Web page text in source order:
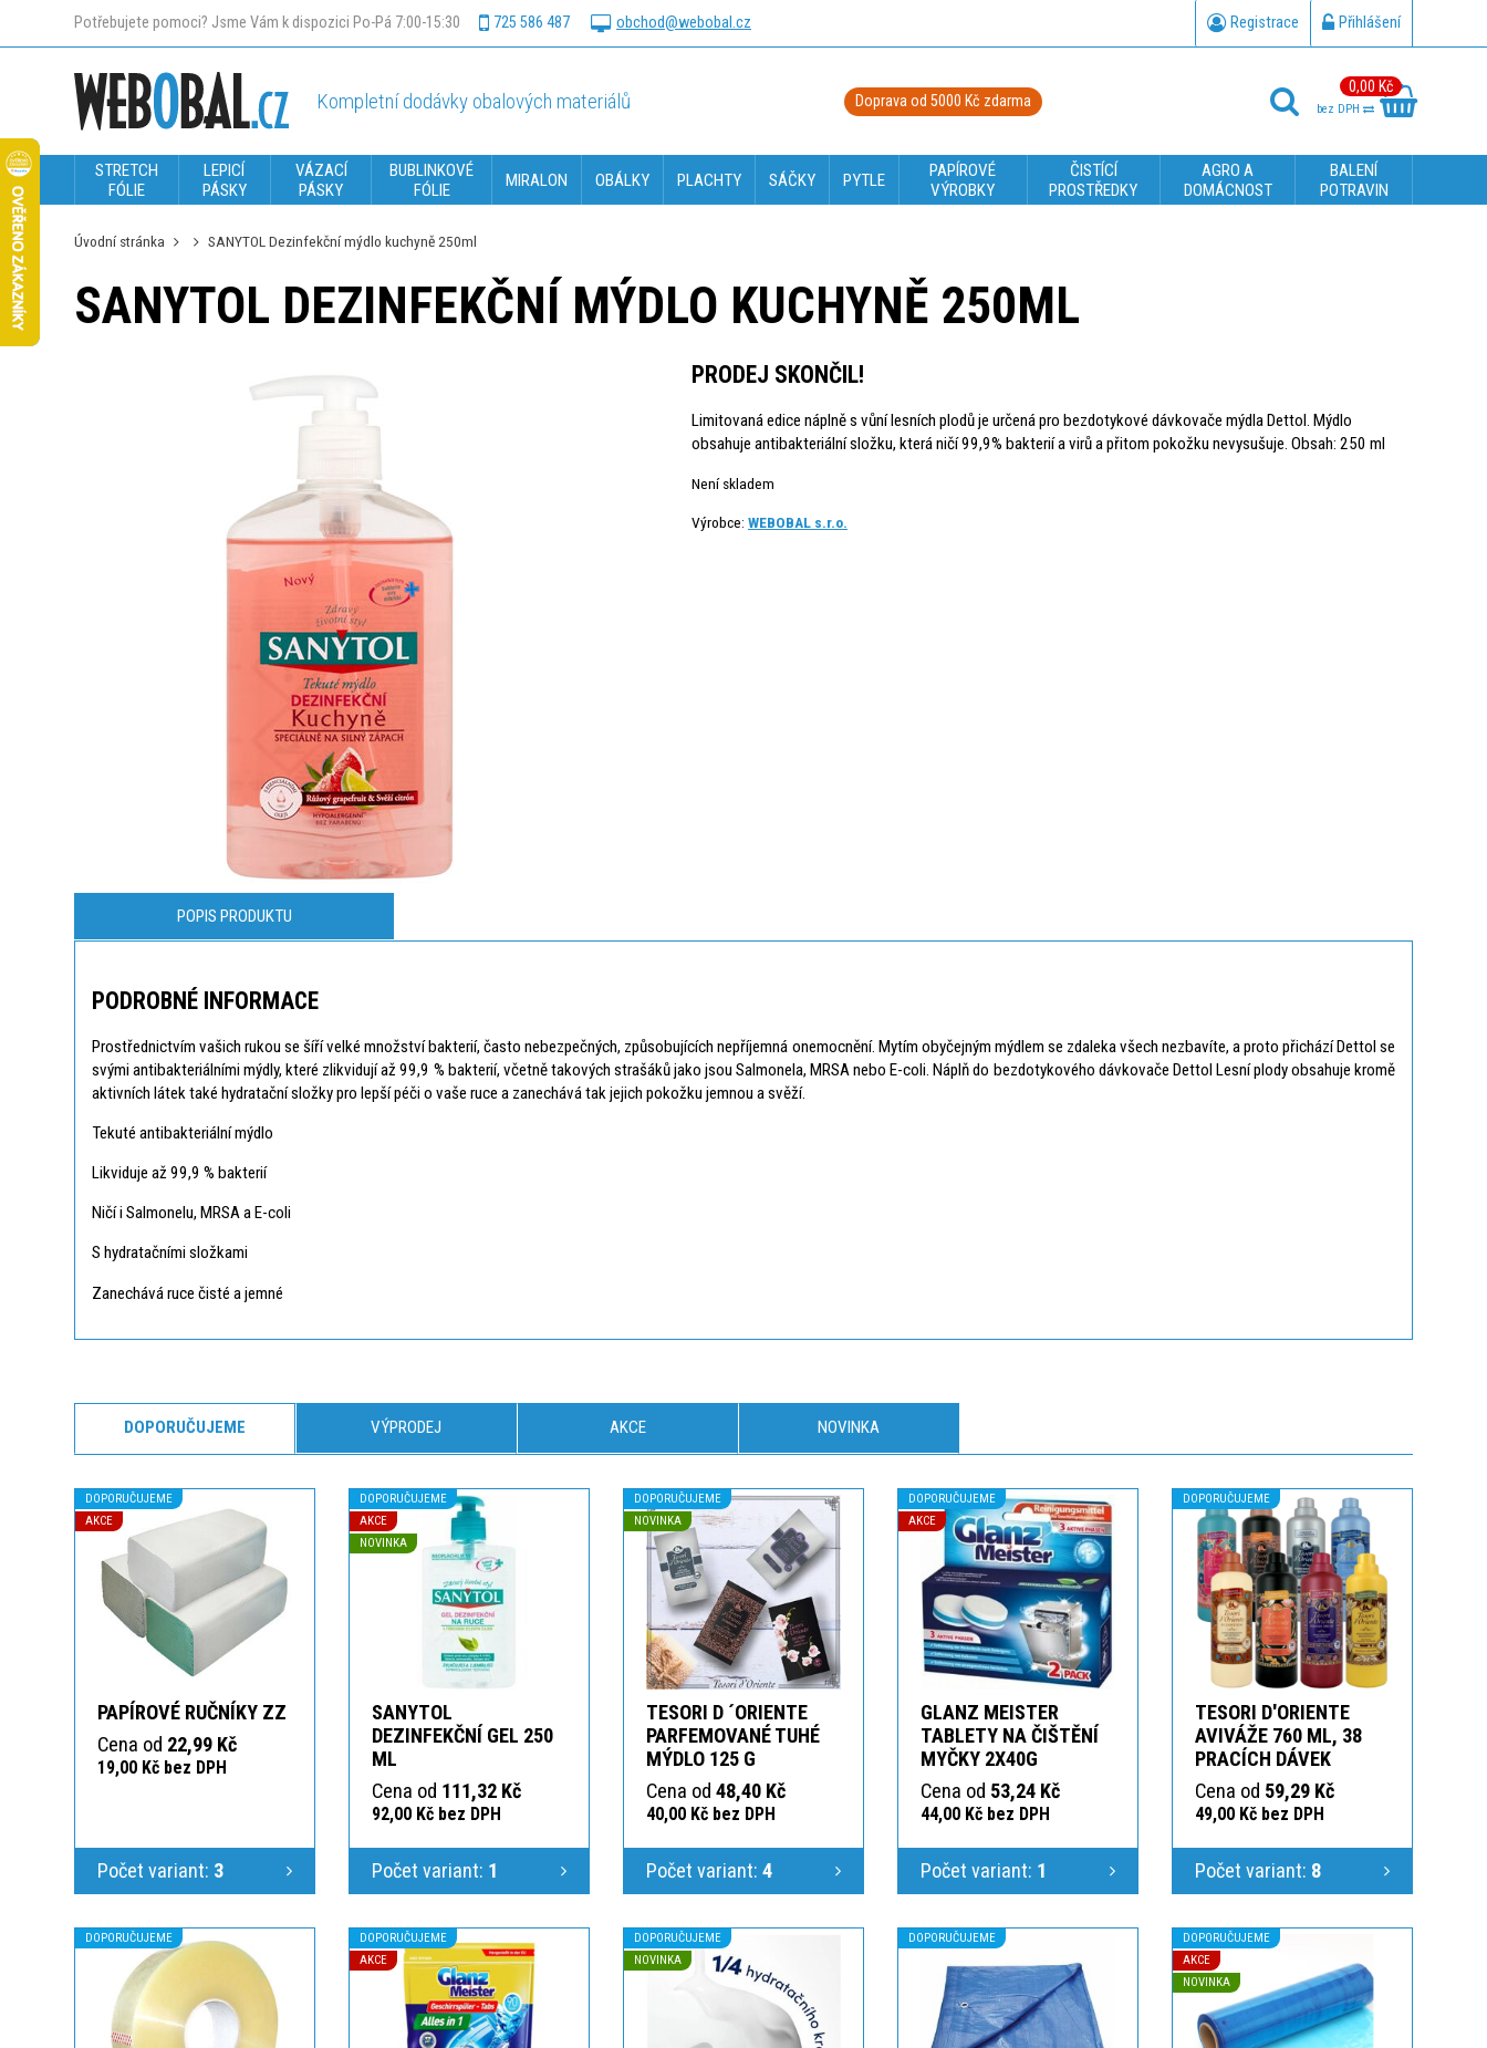
Potřebujete pomoci? Jsme Vám k dispozici Po-Pá 7:00-15:30 725 586 487 obchod@webobal.cz Registrace Přihlášení
Kompletní dodávky obalových materiálů Doprava od 5000 Kč zdarma
0,00 Kč
bez DPH
STRETCH
FÓLIE
LEPICÍ
PÁSKY
VÁZACÍ
PÁSKY
BUBLINKOVÉ
FÓLIE
MIRALON OBÁLKY PLACHTY SÁČKY PYTLE
PAPÍROVÉ
VÝROBKY
ČISTÍCÍ
PROSTŘEDKY
AGRO A
DOMÁCNOST
BALENÍ
POTRAVIN
Úvodní stránka SANYTOL Dezinfekční mýdlo kuchyně 250ml
SANYTOL DEZINFEKČNÍ MÝDLO KUCHYNĚ 250ML
PRODEJ SKONČIL!
Limitovaná edice náplně s vůní lesních plodů je určená pro bezdotykové dávkovače mýdla Dettol. Mýdlo
obsahuje antibakteriální složku, která ničí 99,9% bakterií a virů a přitom pokožku nevysušuje. Obsah: 250 ml
Není skladem
Výrobce: WEBOBAL s.r.o.
POPIS PRODUKTU
PODROBNÉ INFORMACE
Prostřednictvím vašich rukou se šíří velké množství bakterií, často nebezpečných, způsobujících nepříjemná onemocnění. Mytím obyčejným mýdlem se zdaleka všech nezbavíte, a proto přichází Dettol se
svými antibakteriálními mýdly, které zlikvidují až 99,9 % bakterií, včetně takových strašáků jako jsou Salmonela, MRSA nebo E-coli. Náplň do bezdotykového dávkovače Dettol Lesní plody obsahuje kromě
aktivních látek také hydratační složky pro lepší péči o vaše ruce a zanechává tak jejich pokožku jemnou a svěží.
Tekuté antibakteriální mýdlo
Likviduje až 99,9 % bakterií
Ničí i Salmonelu, MRSA a E-coli
S hydratačními složkami
Zanechává ruce čisté a jemné
DOPORUČUJEME VÝPRODEJ AKCE NOVINKA
DOPORUČUJEME
AKCE
PAPÍROVÉ RUČNÍKY ZZ
Cena od 22,99 Kč
19,00 Kč bez DPH
Počet variant: 3
DOPORUČUJEME
AKCE
NOVINKA
SANYTOL
DEZINFEKČNÍ GEL 250
ML
Cena od 111,32 Kč
92,00 Kč bez DPH
Počet variant: 1
DOPORUČUJEME
NOVINKA
TESORI D ´ORIENTE
PARFEMOVANÉ TUHÉ
MÝDLO 125 G
Cena od 48,40 Kč
40,00 Kč bez DPH
Počet variant: 4
DOPORUČUJEME
AKCE
GLANZ MEISTER
TABLETY NA ČIŠTĚNÍ
MYČKY 2X40G
Cena od 53,24 Kč
44,00 Kč bez DPH
Počet variant: 1
DOPORUČUJEME
TESORI D'ORIENTE
AVIVÁŽE 760 ML, 38
PRACÍCH DÁVEK
Cena od 59,29 Kč
49,00 Kč bez DPH
Počet variant: 8
DOPORUČUJEME
DOPORUČUJEME
AKCE
DOPORUČUJEME
NOVINKA
DOPORUČUJEME
DOPORUČUJEME
AKCE
NOVINKA